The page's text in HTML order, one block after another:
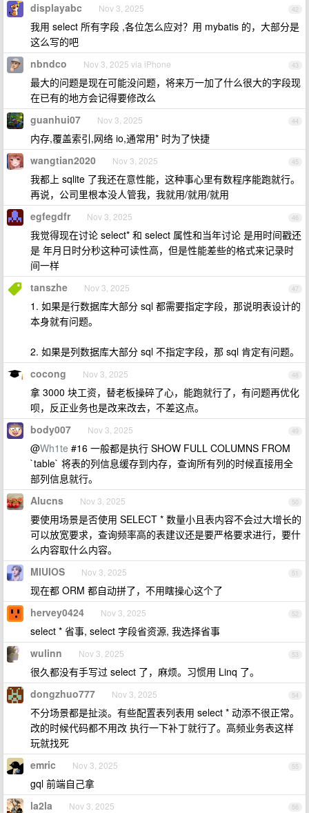
42
displayabc Nov 3, 2025
我用 select 所有字段 ,各位怎么应对？用 mybatis 的，大部分是
这么写的吧
43
nbndco Nov 3, 2025 via iPhone
最大的问题是现在可能没问题，将来万一加了什么很大的字段现
在已有的地方会记得要修改么
44
guanhui07 Nov 3, 2025
内存,覆盖索引,网络 io,通常用* 时为了快捷
45
wangtian2020 Nov 3, 2025
我都上 sqlite 了我还在意性能，这种事心里有数程序能跑就行。
再说，公司里根本没人管我，我就用/就用/就用
46
egfegdfr Nov 3, 2025
我觉得现在讨论 select* 和 select 属性和当年讨论 是用时间戳还
是 年月日时分秒这种可读性高，但是性能差些的格式来记录时
间一样
47
tanszhe Nov 3, 2025
1. 如果是行数据库大部分 sql 都需要指定字段，那说明表设计的
本身就有问题。
2. 如果是列数据库大部分 sql 不指定字段，那 sql 肯定有问题。
48
cocong Nov 3, 2025
拿 3000 块工资，替老板操碎了心，能跑就行了，有问题再优化
呗，反正业务也是改来改去，不差这点。
49
body007 Nov 3, 2025
@Wh1te #16 一般都是执行 SHOW FULL COLUMNS FROM
`table` 将表的列信息缓存到内存，查询所有列的时候直接用全
部列信息就行。
50
Alucns Nov 3, 2025
要使用场景是否使用 SELECT * 数量小且表内容不会过大增长的
可以放宽要求，查询频率高的表建议还是要严格要求进行，要什
么内容取什么内容。
51
MIUIOS Nov 3, 2025
现在都 ORM 都自动拼了，不用瞎操心这个了
52
hervey0424 Nov 3, 2025
select * 省事, select 字段省资源, 我选择省事
53
wulinn Nov 3, 2025
很久都没有手写过 select 了，麻烦。习惯用 Linq 了。
54
dongzhuo777 Nov 3, 2025
不分场景都是扯淡。有些配置表列表用 select * 动添不很正常。
改的时候代码都不用改 执行一下补丁就行了。高频业务表这样
玩就找死
55
emric Nov 3, 2025
gql 前端自己拿
56
la2la Nov 3, 2025